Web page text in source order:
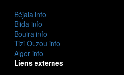
Béjaia info
Blida info
Bouira info
Tizi Ouzou info
Alger info
Liens externes